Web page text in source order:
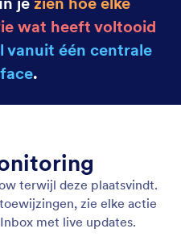
wat heeft voltooid
vanuit één centrale
.
terwijl deze plaatsvindt.
zie elke actie
met live updates.